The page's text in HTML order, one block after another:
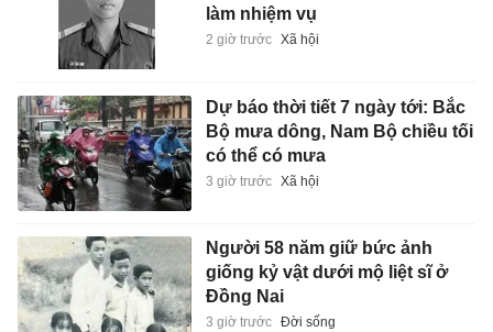
làm nhiệm vụ
2 giờ trước Xã hội
Dự báo thời tiết 7 ngày tới: Bắc
Bộ mưa dông, Nam Bộ chiều tối
có thể có mưa
3 giờ trước Xã hội
Người 58 năm giữ bức ảnh
giống kỷ vật dưới mộ liệt sĩ ở
Đồng Nai
3 giờ trước Đời sống